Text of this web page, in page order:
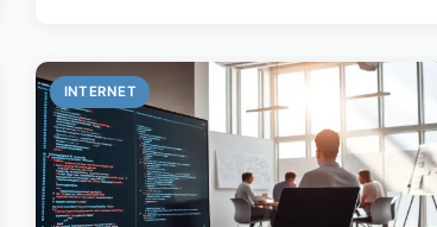
INTERNET